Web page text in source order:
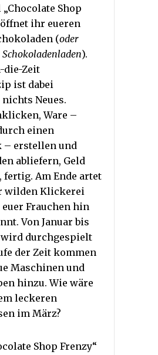
Shop
ihr eueren
(oder
Schokoladenladen).
die-Zeit
ist dabei
Neues.
Ware –
einen
– erstellen und
abliefern, Geld
Am Ende artet
wilden Klickerei
euer Frauchen hin
Von Januar bis
wird durchgespielt
der Zeit kommen
Maschinen und
hinzu. Wie wäre
leckeren
im März?
Shop Frenzy“